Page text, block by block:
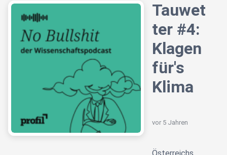
Tauwet
ter #4:
Klagen
für's
Klima
vor 5 Jahren